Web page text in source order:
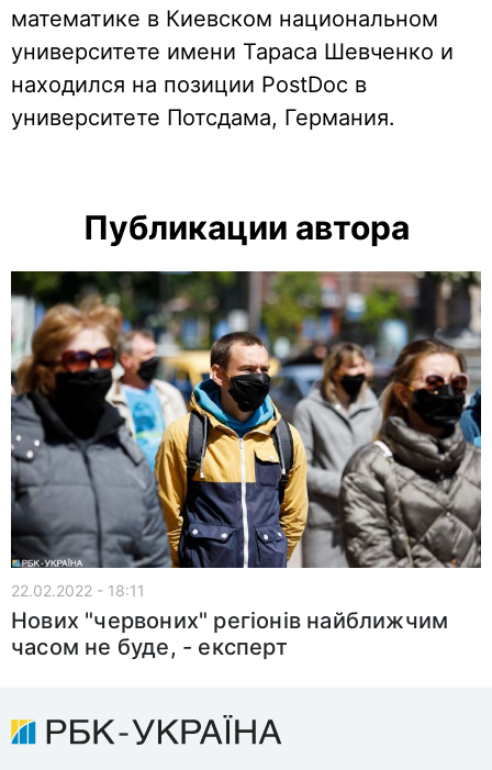
математике в Киевском национальном
университете имени Тараса Шевченко и
находился на позиции PostDoc в
университете Потсдама, Германия.
Публикации автора
22.02.2022 - 18:11
Нових "червоних" регіонів найближчим
часом не буде, - експерт